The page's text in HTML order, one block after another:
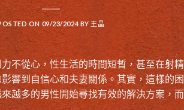
ON 09/23/2024 BY 王晶
不從心，性生活的時間短暫，甚至在射
響到自信心和夫妻關係。其實，這樣的
越多的男性開始尋找有效的解決方案，而